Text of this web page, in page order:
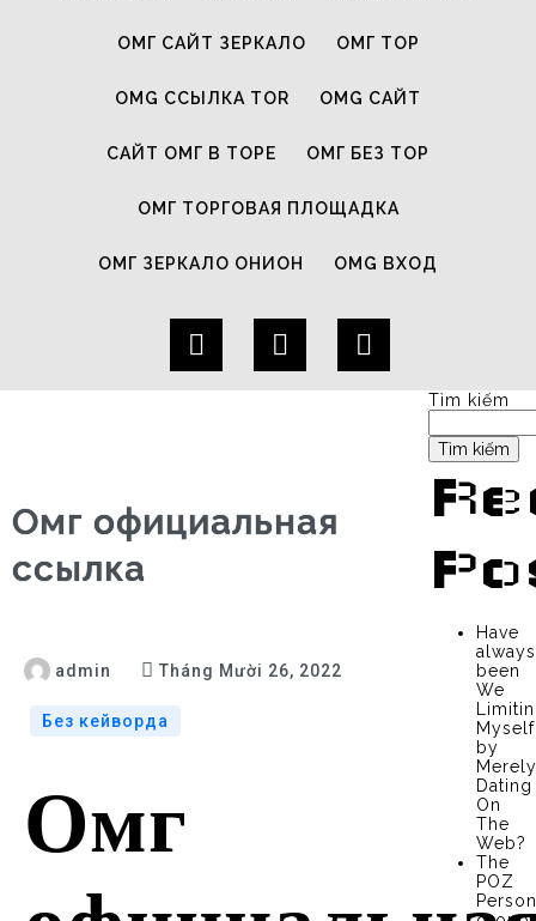
ОМГ САЙТ ЗЕРКАЛО ОМГ ТОР
OMG ССЫЛКА TOR OMG САЙТ
САЙТ ОМГ В ТОРЕ ОМГ БЕЗ ТОР
ОМГ ТОРГОВАЯ ПЛОЩАДКА
ОМГ ЗЕРКАЛО ОНИОН OMG ВХОД
Омг официальная
ссылка
admin Tháng Mười 26, 2022
Без кейворда
Омг
Tìm kiếm
Tìm kiếm
Have
always
been
We
Myself
by
Dating
On
The
Web?
The
POZ